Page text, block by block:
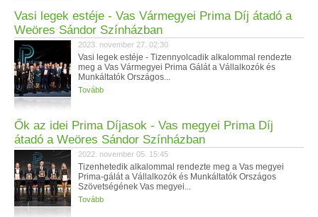
Vasi legek estéje - Vas Vármegyei Prima Díj átadó a
Weöres Sándor Színházban
2023. november 27. 02:30
Vasi legek estéje - Tizennyolcadik alkalommal rendezte
meg a Vas Vármegyei Prima Gálát a Vállalkozók és
Munkáltatók Országos...
Tovább
Ők az idei Prima Díjasok - Vas megyei Prima Díj
átadó a Weöres Sándor Színházban
2022. november 05. 15:45
Tizenhetedik alkalommal rendezte meg a Vas megyei
Prima-gálát a Vállalkozók és Munkáltatók Országos
Szövetségének Vas megyei...
Tovább